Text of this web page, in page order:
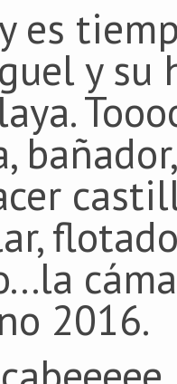
es
y su
2016.